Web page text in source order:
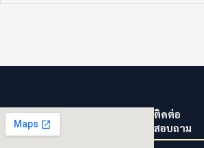
ติดต่อ
สอบถาม